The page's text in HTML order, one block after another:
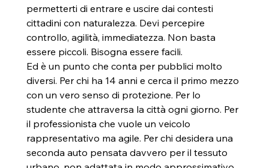
permetterti di entrare e uscire dai contesti
cittadini con naturalezza. Devi percepire
controllo, agilità, immediatezza. Non basta
essere piccoli. Bisogna essere facili.
Ed è un punto che conta per pubblici molto
diversi. Per chi ha 14 anni e cerca il primo mezzo
con un vero senso di protezione. Per lo
studente che attraversa la città ogni giorno. Per
il professionista che vuole un veicolo
rappresentativo ma agile. Per chi desidera una
seconda auto pensata davvero per il tessuto